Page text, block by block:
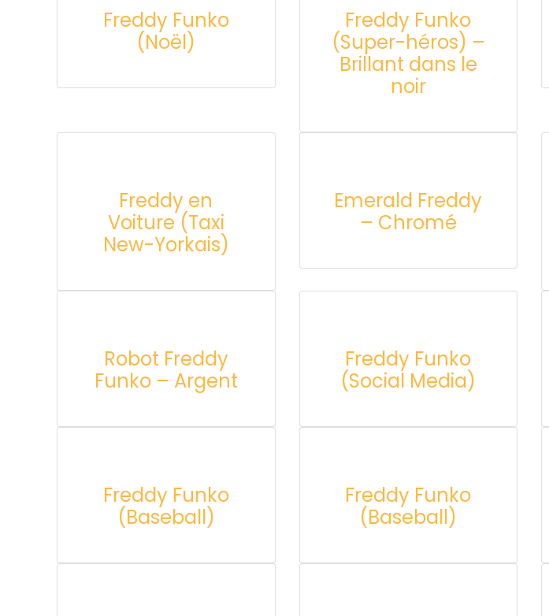
Freddy Funko
(Noël)
Freddy Funko
(Super-héros) –
Brillant dans le
noir
Freddy en
Voiture (Taxi
New-Yorkais)
Emerald Freddy
– Chromé
Robot Freddy
Funko – Argent
Freddy Funko
(Social Media)
Freddy Funko
(Baseball)
Freddy Funko
(Baseball)